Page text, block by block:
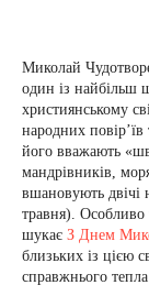
Миколай
один із найбільш
християнському
народних
його вважають
мандрівників,
вшановують двічі
травня). Особливо
шукає З Днем
близьких із цією
справжнього